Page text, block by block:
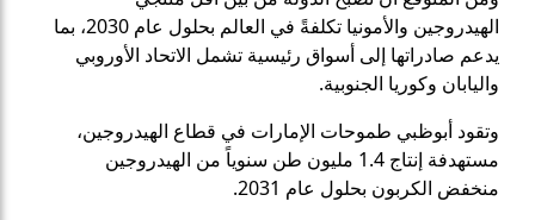
الهيدروجين والأمونيا تكلفةً في العالم بحلول عام 2030، بما
يدعم صادراتها إلى أسواق رئيسية تشمل الاتحاد الأوروبي
واليابان وكوريا الجنوبية.
وتقود أبوظبي طموحات الإمارات في قطاع الهيدروجين،
مستهدفة إنتاج 1.4 مليون طن سنوياً من الهيدروجين
منخفض الكربون بحلول عام 2031.